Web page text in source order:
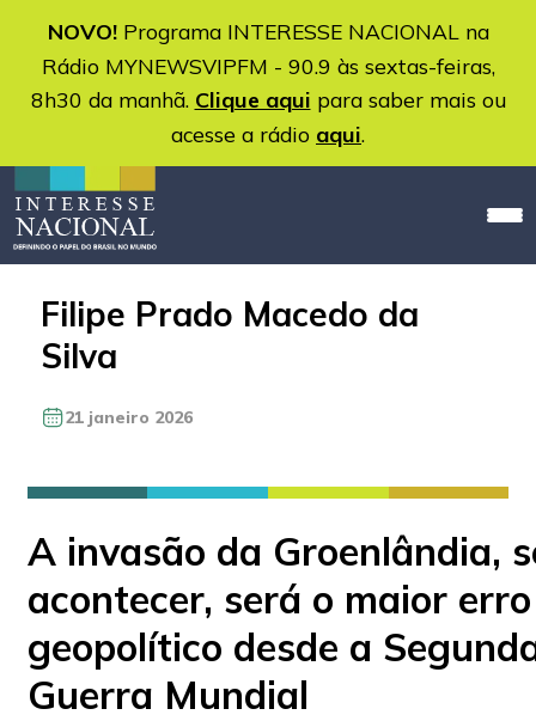
NOVO!Programa INTERESSE NACIONAL na
Rádio MYNEWSVIPFM - 90.9 às sextas-feiras,
8h30 da manhã. Clique aqui para saber mais ou
acesse a rádio aqui.
Filipe Prado Macedo da
Silva
21 janeiro 2026
A invasão da Groenlândia,
acontecer, será o maior erro
geopolítico desde a
Guerra Mundial